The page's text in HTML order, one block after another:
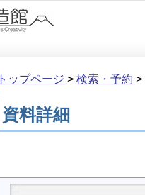
トップページ > 検索・予約 >
資料詳細